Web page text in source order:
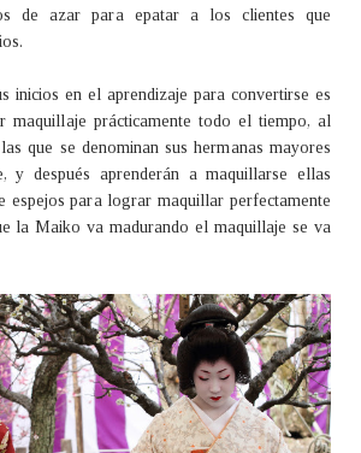
de azar para epatar a los clientes que
inicios en el aprendizaje para convertirse es
maquillaje prácticamente todo el tiempo, al
que se denominan sus hermanas mayores
y después aprenderán a maquillarse ellas
espejos para lograr maquillar perfectamente
la Maiko va madurando el maquillaje se va